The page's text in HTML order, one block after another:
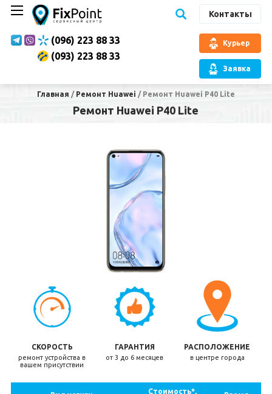
Контакты
(096) 223 88 33
(093) 223 88 33
Курьер
Заявка
Главная / Ремонт Huawei / Ремонт Huawei P40 Lite
Ремонт Huawei P40 Lite
СКОРОСТЬ
ремонт устройства в
вашем присутствии
ГАРАНТИЯ
от 3 до 6 месяцев
РАСПОЛОЖЕНИЕ
в центре города
Стоимость*,